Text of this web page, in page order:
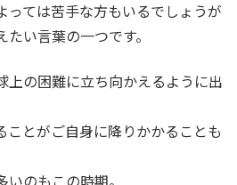
っては苦手な方もいるでしょうが
い言葉の一つです。
上の困難に立ち向かえるように出
ことがご自身に降りかかることも
のもこの時期。